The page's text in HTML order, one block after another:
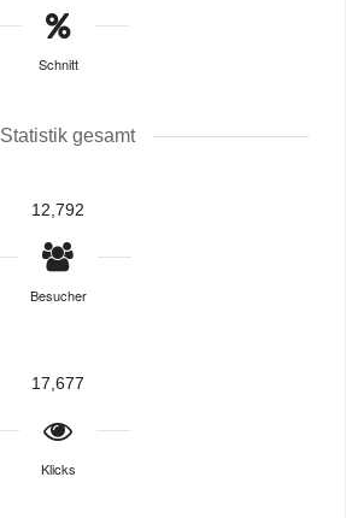
Schnitt
Statistik gesamt
12,792
Besucher
17,677
Klicks